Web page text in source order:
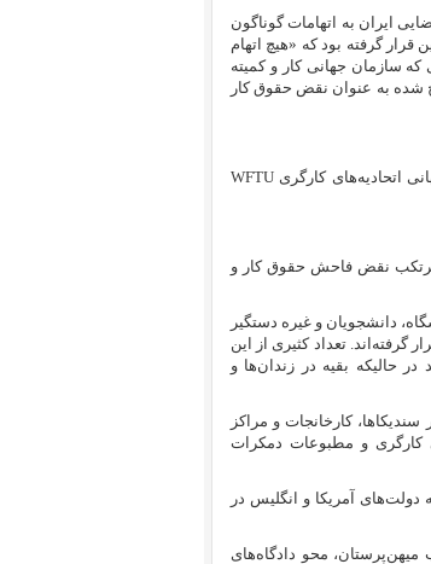
ایران به اتهامات گوناگون
قرار گرفته بود که «هیچ اتهام
سازمان جهانی کار و کمیته
شده به عنوان نقض حقوق کار
WFTU
۲۷ آگوست ۱۹۵۳( ۲۸ مرداد ۱۳۳۲) دولت ایران مرتکب نقض فاحش حقوق کار و
دانشجویان و غیره دستگیر
گرفته‌اند. تعداد کثیری از این
حالیکه بقیه در زندان‌ها و
کارخانجات و مراکز
کارگری و مطبوعات دمکرات
آمریکا و انگلیس در
میهن‌پرستان، محو دادگاه‌های